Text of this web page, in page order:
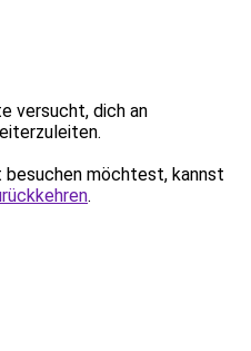
versucht, dich an
möchtest, kannst
.